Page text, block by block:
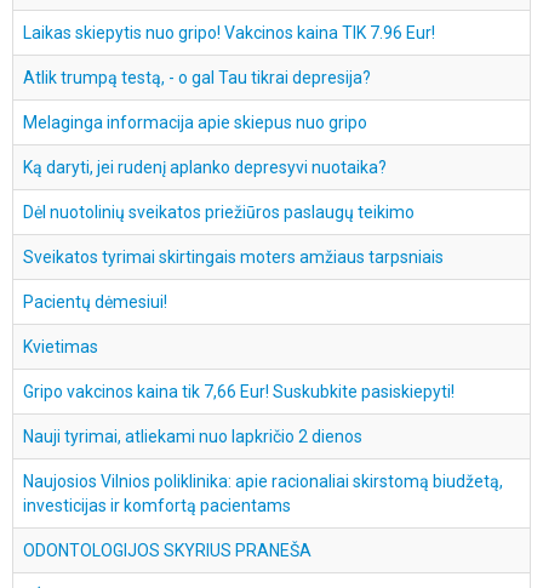
Laikas skiepytis nuo gripo! Vakcinos kaina TIK 7.96 Eur!
Atlik trumpą testą, - o gal Tau tikrai depresija?
Melaginga informacija apie skiepus nuo gripo
Ką daryti, jei rudenį aplanko depresyvi nuotaika?
Dėl nuotolinių sveikatos priežiūros paslaugų teikimo
Sveikatos tyrimai skirtingais moters amžiaus tarpsniais
Pacientų dėmesiui!
Kvietimas
Gripo vakcinos kaina tik 7,66 Eur! Suskubkite pasiskiepyti!
Nauji tyrimai, atliekami nuo lapkričio 2 dienos
Naujosios Vilnios poliklinika: apie racionaliai skirstomą biudžetą,
investicijas ir komfortą pacientams
ODONTOLOGIJOS SKYRIUS PRANEŠA